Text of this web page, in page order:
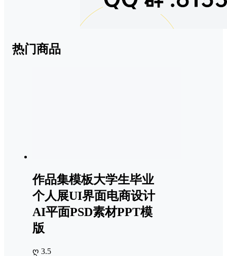
热门商品
作品集模板大学生毕业
个人展UI界面电商设计
AI平面PSD素材PPT模
版
ღ 3.5